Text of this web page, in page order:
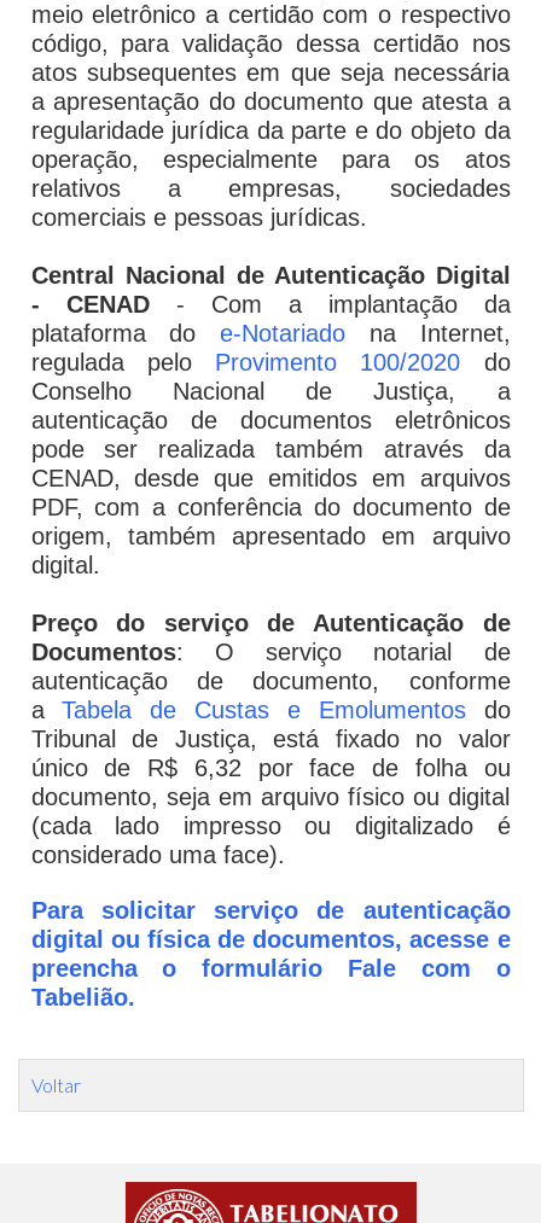
meio eletrônico a certidão com o respectivo
código, para validação dessa certidão nos
atos subsequentes em que seja necessária
a apresentação do documento que atesta a
regularidade jurídica da parte e do objeto da
operação, especialmente para os atos
relativos a empresas, sociedades
comerciais e pessoas jurídicas.
Central Nacional de Autenticação Digital
- CENAD- Com a implantação da
plataforma do e-Notariado na Internet,
regulada pelo Provimento 100/2020 do
Conselho Nacional de Justiça, a
autenticação de documentos eletrônicos
pode ser realizada também através da
CENAD, desde que emitidos em arquivos
PDF, com a conferência do documento de
origem, também apresentado em arquivo
digital.
Preço do serviço de Autenticação de
Documentos: O serviço notarial de
autenticação de documento, conforme
aTabela de Custas e Emolumentosdo
Tribunal de Justiça, está fixado no valor
único de R$ 6,32 por face de folha ou
documento, seja em arquivo físico ou digital
(cada lado impresso ou digitalizado é
considerado uma face).
Para solicitar serviço de autenticação
digital ou física de documentos, acesse e
preencha o formulário Fale com o
Tabelião.
Voltar